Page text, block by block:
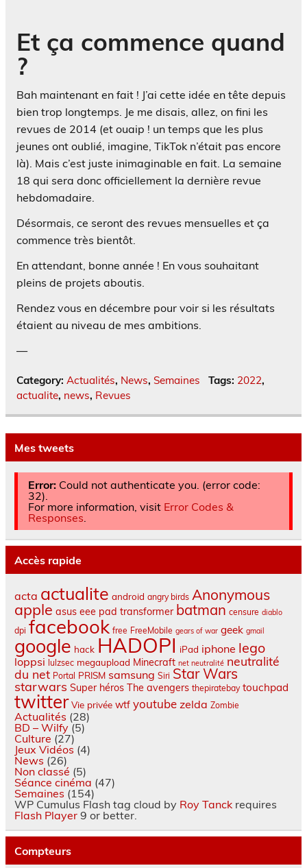
Et ça commence quand
?
Bah maintenant en fait ! J’ai cette idée en tête depuis
bien trop longtemps. Je me disais, allez, on fini les
revues de 2014 (et ouaip ! un temps que les plus
jeunes ont oublié, imagine, TikTok n’était pas encore
là). Mais c’est juste inimaginable en fait. La semaine
18 qui sera donc officiellement la dernière revue
hebdomadaire.
Désormais, ce seront des revues mensuelles et ça
commence très bientôt.
En attendant, bonne année ! En vous souhaitant
pleins de projets aboutis.
Rendez vous en décembre pour voir si les résultats
étaient au niveau de mes ambitions.
—
Category: Actualités, News, Semaines Tags: 2022,
actualite, news, Revues
Mes tweets
Error:Could not authenticate you. (error code:
32).
For more information, visit Error Codes &
Responses.
Accès rapide
acta actualite android angry birds Anonymous
apple asus eee pad transformer batman censure diablo
dpi facebook free FreeMobile gears of war geek gmail
google hack HADOPI iPad iphone lego
loppsi lulzsec megaupload Minecraft net neutralité neutralité
du net Portal PRISM samsung Siri Star Wars
starwars Super héros The avengers thepiratebay touchpad
twitter Vie privée wtf youtube zelda Zombie
Actualités (28)
BD – Wilfy(5)
Culture (27)
Jeux Vidéos (4)
News (26)
Non classé (5)
Séance cinéma (47)
Semaines (154)
WP Cumulus Flash tag cloud by Roy Tanckrequires
Flash Player9 or better.
Compteurs